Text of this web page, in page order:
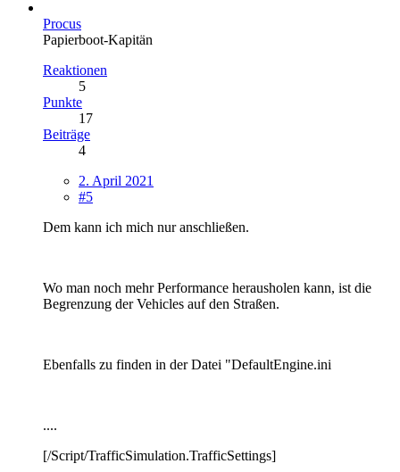
Procus
Papierboot-Kapitän
Reaktionen
5
Punkte
17
Beiträge
4
2. April 2021
#5
Dem kann ich mich nur anschließen.
Wo man noch mehr Performance herausholen kann, ist die
Begrenzung der Vehicles auf den Straßen.
Ebenfalls zu finden in der Datei "DefaultEngine.ini
....
[/Script/TrafficSimulation.TrafficSettings]